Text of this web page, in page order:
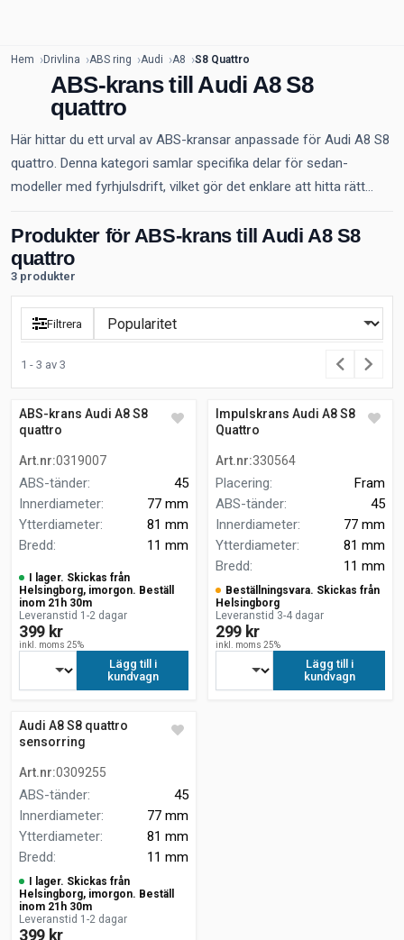
Hem Drivlina ABS ring Audi A8 S8 Quattro
ABS-krans till Audi A8 S8
quattro
Här hittar du ett urval av ABS-kransar anpassade för Audi A8 S8
quattro. Denna kategori samlar specifika delar för sedan-
modeller med fyrhjulsdrift, vilket gör det enklare att hitta rätt...
Produkter för ABS-krans till Audi A8 S8
quattro
3 produkter
Filtrera
1 - 3 av 3
ABS-krans Audi A8 S8
quattro
Art.nr:0319007
ABS-tänder:
45
Innerdiameter:
77 mm
Ytterdiameter:
81 mm
Bredd: 11 mm
I lager. Skickas från
Helsingborg, imorgon. Beställ
inom 21h 30m
Leveranstid 1-2 dagar
399 kr
inkl. moms 25%
Lägg till i
kundvagn
Impulskrans Audi A8 S8
Quattro
Art.nr:330564
Placering:
Fram
ABS-tänder:
45
Innerdiameter:
77 mm
Ytterdiameter:
81 mm
Bredd: 11 mm
Beställningsvara. Skickas från
Helsingborg
Leveranstid 3-4 dagar
299 kr
inkl. moms 25%
Lägg till i
kundvagn
Audi A8 S8 quattro
sensorring
Art.nr:0309255
ABS-tänder:
45
Innerdiameter:
77 mm
Ytterdiameter:
81 mm
Bredd: 11 mm
I lager. Skickas från
Helsingborg, imorgon. Beställ
inom 21h 30m
Leveranstid 1-2 dagar
399 kr